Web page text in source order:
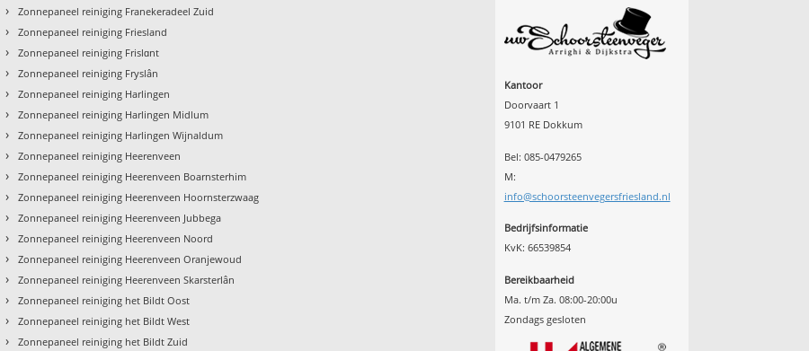
› Zonnepaneel reiniging Franekeradeel Zuid
› Zonnepaneel reiniging Friesland
› Zonnepaneel reiniging Frislɑnt
› Zonnepaneel reiniging Fryslân
› Zonnepaneel reiniging Harlingen
› Zonnepaneel reiniging Harlingen Midlum
› Zonnepaneel reiniging Harlingen Wijnaldum
› Zonnepaneel reiniging Heerenveen
› Zonnepaneel reiniging Heerenveen Boarnsterhim
› Zonnepaneel reiniging Heerenveen Hoornsterzwaag
› Zonnepaneel reiniging Heerenveen Jubbega
› Zonnepaneel reiniging Heerenveen Noord
› Zonnepaneel reiniging Heerenveen Oranjewoud
› Zonnepaneel reiniging Heerenveen Skarsterlân
› Zonnepaneel reiniging het Bildt Oost
› Zonnepaneel reiniging het Bildt West
› Zonnepaneel reiniging het Bildt Zuid
Kantoor
Doorvaart 1
9101 RE Dokkum
Bel: 085-0479265
M:
info@schoorsteenvegersfriesland.nl
Bedrijfsinformatie
KvK: 66539854
Bereikbaarheid
Ma. t/m Za. 08:00-20:00u
Zondags gesloten